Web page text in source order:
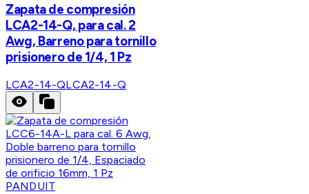
Zapata de compresión
LCA2-14-Q, para cal. 2
Awg, Barreno para tornillo
prisionero de 1/4, 1 Pz
LCA2-14-QLCA2-14-Q
PANDUIT